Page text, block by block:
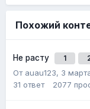
Похожий
Не расту 1
От auau123, 3
31 ответ 2077